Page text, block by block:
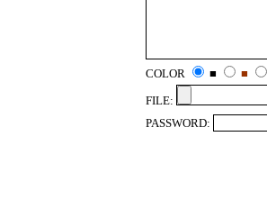
COLOR ■ ■
FILE:
PASSWORD: